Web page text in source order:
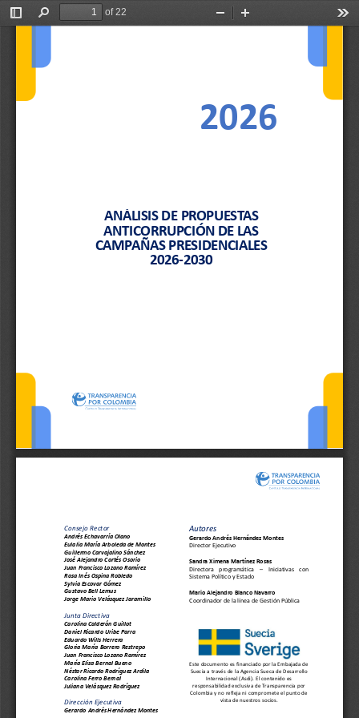
Toggle
Find
of 22
Zoom
ANÁLISIS DE PROPUESTAS
ANTICORRUPCIÓN DE LAS
CAMPAÑAS PRESIDENCIALES
2026-2030
2026
Consejo Rector
Andrés Echavarría Olano
Eulalia María Arboleda de Montes
Guillermo Carvajalino Sánchez
José Alejandro Cortés Osorio
Juan Francisco Lozano Ramírez
Rosa Inés Ospina Robledo
Sylvia Escovar Gómez
Gustavo Bell Lemus
Jorge Mario Velásquez Jaramillo
Junta Directiva
Carolina Calderón Guillot
Daniel Ricardo Uribe Parra
Eduardo Wills Herrera
Gloria María Borrero Restrepo
Juan Francisco Lozano Ramírez
María Elisa Bernal Bueno
Néstor Ricardo Rodríguez Ardila
Carolina Ferro Bernal
Juliana Velásquez Rodríguez
Dirección Ejecutiva
Gerardo Andrés Hernández Montes
Autores
Gerardo Andrés Hernández Montes
Director Ejecutivo
Sandra Ximena Martínez Rosas
Directora    programática
–
Iniciativas    con
Sistema Político y Estado
Mario Alejandro Blanco Navarro
Coordinador de la línea de Gestión Pública
Este documento es financiado por la Embajada de
Suecia a través de la Agencia Sueca de Desarrollo
Internacional (Asdi). El contenido es
responsabilidad exclusiva de Transparencia por
Colombia y no refleja ni compromete el punto de
vista de nuestros socios.